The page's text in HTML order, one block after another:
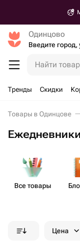
Одинцово
Найти
Тренды Скидки
Товары в Одинцове
Все товары
Цена